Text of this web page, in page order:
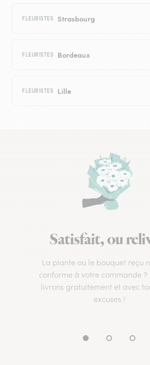
FLEURISTES Strasbourg
FLEURISTES Bordeaux
FLEURISTES Lille
Satisfait, ou
La plante ou le bouquet reçu
conforme à votre commande ?
livrons gratuitement et avec
excuses !